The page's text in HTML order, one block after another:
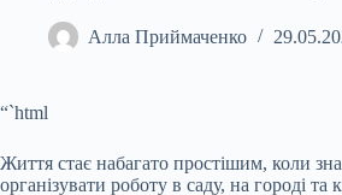
Алла Приймаченко
“`html
Життя стає набагато простішим, коли
організувати роботу в саду, на городі та